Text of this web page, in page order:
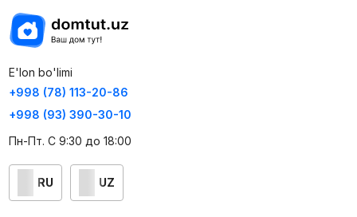
E'lon bo'limi
+998 (78) 113-20-86
+998 (93) 390-30-10
Пн-Пт. С 9:30 до 18:00
RU UZ